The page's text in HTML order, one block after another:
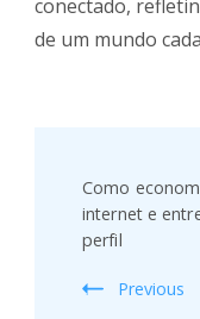
conectado,
de um mundo
Navigation
Como
internet e
perfil
Previous